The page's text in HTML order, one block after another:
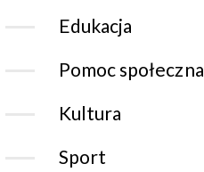
Edukacja
Pomoc społeczna
Kultura
Sport